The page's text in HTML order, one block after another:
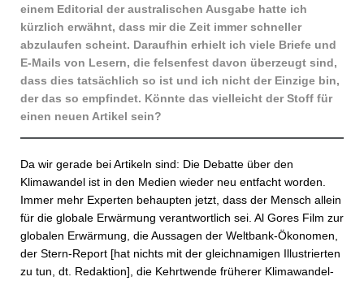
einem Editorial der australischen Ausgabe hatte ich
kürzlich erwähnt, dass mir die Zeit immer schneller
abzulaufen scheint. Daraufhin erhielt ich viele Briefe und
E-Mails von Lesern, die felsenfest davon überzeugt sind,
dass dies tatsächlich so ist und ich nicht der Einzige bin,
der das so empfindet. Könnte das vielleicht der Stoff für
einen neuen Artikel sein?
Da wir gerade bei Artikeln sind: Die Debatte über den
Klimawandel ist in den Medien wieder neu entfacht worden.
Immer mehr Experten behaupten jetzt, dass der Mensch allein
für die globale Erwärmung verantwortlich sei. Al Gores Film zur
globalen Erwärmung, die Aussagen der Weltbank-Ökonomen,
der Stern-Report [hat nichts mit der gleichnamigen Illustrierten
zu tun, dt. Redaktion], die Kehrtwende früherer Klimawandel-